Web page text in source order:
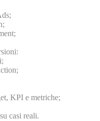
KPI e metriche;
casi reali.